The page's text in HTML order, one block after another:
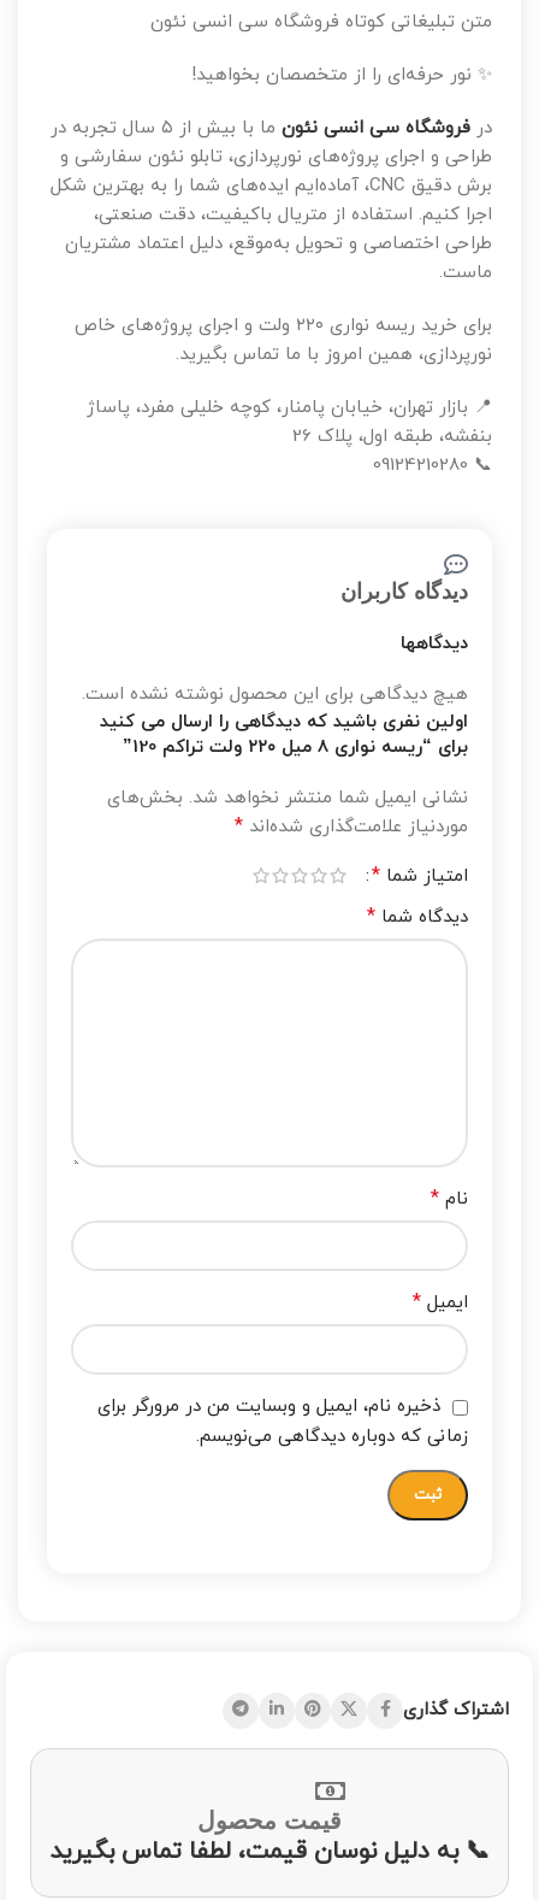
متن تبلیغاتی کوتاه فروشگاه سی انسی نئون
✨ نور حرفه‌ای را از متخصصان بخواهید!
در فروشگاه سی انسی نئون
ما با بیش از ۵ سال تجربه در
طراحی و اجرای پروژه‌های نورپردازی، تابلو نئون سفارشی و
برش دقیق CNC، آماده‌ایم ایده‌های شما را به بهترین شکل
اجرا کنیم. استفاده از متریال باکیفیت، دقت صنعتی،
طراحی اختصاصی و تحویل به‌موقع، دلیل اعتماد مشتریان
ماست.
برای خرید ریسه نواری ۲۲۰ ولت و اجرای پروژه‌های خاص
نورپردازی، همین امروز با ما تماس بگیرید.
📍 بازار تهران، خیابان پامنار، کوچه خلیلی مفرد، پاساژ
بنفشه، طبقه اول، پلاک 26
📞 09124210280
دیدگاه کاربران
دیدگاهها
هیچ دیدگاهی برای این محصول نوشته نشده است.
اولین نفری باشید که دیدگاهی را ارسال می کنید
برای “ریسه نواری ۸ میل ۲۲۰ ولت تراکم 120”
نشانی ایمیل شما منتشر نخواهد شد. بخش‌های
موردنیاز علامت‌گذاری شده‌اند *
امتیاز شما *
دیدگاه شما *
نام *
ایمیل *
ذخیره نام، ایمیل و وبسایت من در مرورگر برای
زمانی که دوباره دیدگاهی می‌نویسم.
اشتراک گذاری
قیمت محصول
📞 به دلیل نوسان قیمت، لطفا تماس بگیرید